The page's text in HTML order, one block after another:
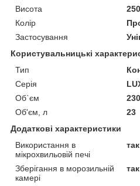
Висота
Колір
Застосування
Користувальницькі
Тип
Серія
Об`єм
Об'єм, л
23
Додаткові характеристики
Використання в
мікрохвильовій печі
так
Зберігання в морозильній
камері
так